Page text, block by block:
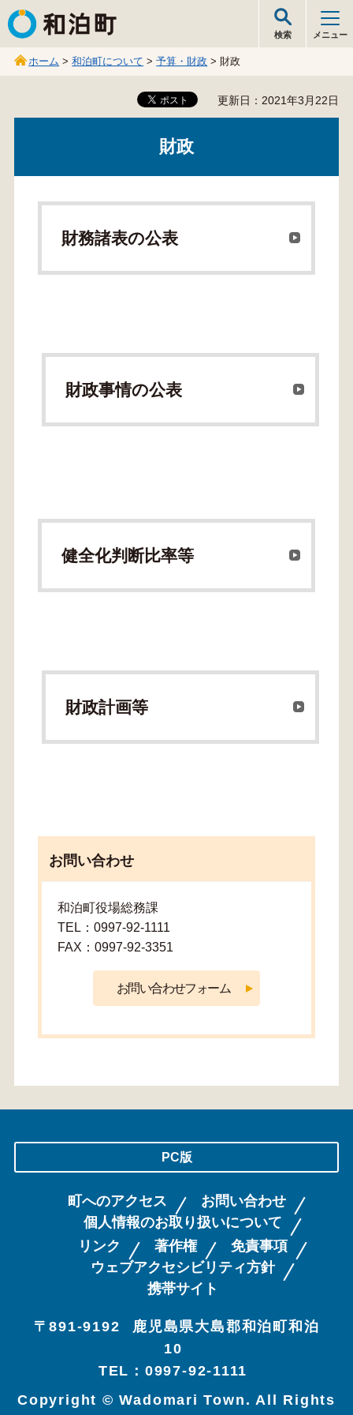
和泊町
検索 メニュー
ホーム >和泊町について >予算・財政 > 財政
更新日：2021年3月22日
財政
財務諸表の公表
財政事情の公表
健全化判断比率等
財政計画等
お問い合わせ
和泊町役場総務課
TEL：0997-92-1111
FAX：0997-92-3351
PC版
町へのアクセス
お問い合わせ
個人情報のお取り扱いについて
リンク
著作権
免責事項
ウェブアクセシビリティ方針
携帯サイト
〒891-9192
鹿児島県大島郡和泊町和泊
10
TEL：0997-92-1111
Copyright © Wadomari Town. All Rights